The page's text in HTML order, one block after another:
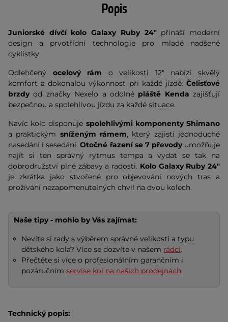
Popis
Juniorské dívčí kolo Galaxy Ruby 24" přináší moderní
design a prvotřídní technologie pro mladé nadšené
cyklistky.
Odlehčený ocelový rám o velikosti 12" nabízí skvělý
komfort a dokonalou výkonnost při každé jízdě. Čelisťové
brzdyod značky Nexelo a odolné pláště Kenda zajišťují
bezpečnou a spolehlivou jízdu za každé situace.
Navíc kolo disponuje spolehlivými komponenty Shimano
a praktickým sníženým rámem, který zajistí jednoduché
nasedání i sesedání.Otočné řazení se 7 převody umožňuje
najít si ten správný rytmus tempa a vydat se tak na
dobrodružství plné zábavy a radosti. Kolo Galaxy Ruby24"
je zkrátka jako stvořené pro objevování nových tras a
prožívání nezapomenutelných chvil na dvou kolech.
Naše tipy - mohlo by Vás zajímat:
Nevíte si rady s výběrem správné velikosti a typu
dětského kola? Více se dozvíte v našem rádci.
Přečtěte si více o profesionálním garančním i
pozáručnímservise kol na našich prodejnách.
Technický popis: